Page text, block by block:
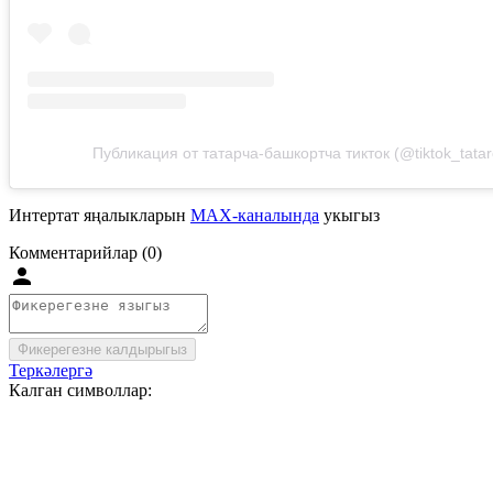
Публикация от татарча-башкортча тикток
Интертат яңалыкларын MAX-каналында укыгыз
Комментарийлар (0)
Фикерегезне калдырыгыз
Теркәлергә
Калган символлар: